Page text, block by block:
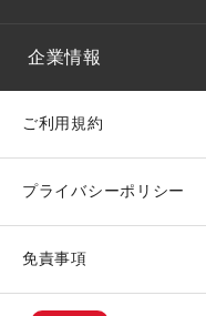
企業情報
ご利用規約
プライバシーポリシー
免責事項